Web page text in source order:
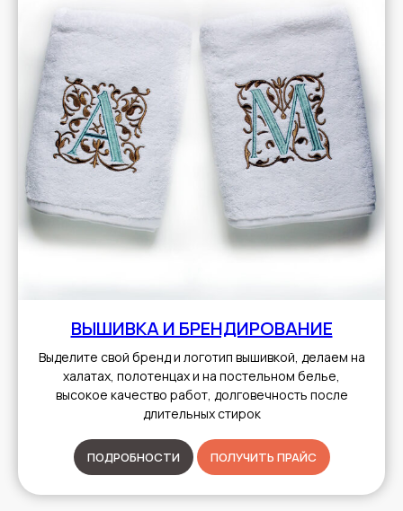
ВЫШИВКА И БРЕНДИРОВАНИЕ
Выделите свой бренд и логотип вышивкой, делаем на
халатах, полотенцах и на постельном белье,
высокое качество работ, долговечность после
длительных стирок
ПОДРОБНОСТИ ПОЛУЧИТЬ ПРАЙС